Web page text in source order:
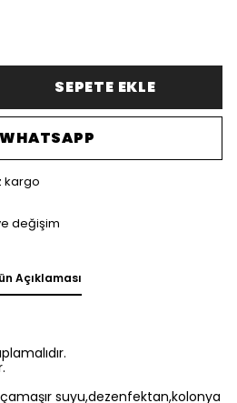
SEPETE EKLE
WHATSAPP
kargo
değişim
Açıklaması
suyu,dezenfektan,kolonya